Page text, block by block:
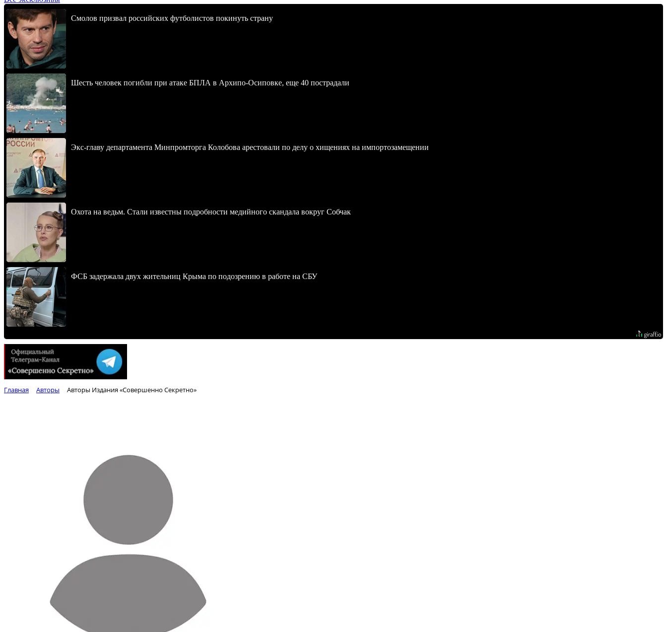
Смолов призвал российских футболистов покинуть страну
Шесть человек погибли при атаке БПЛА в Архипо-Осиповке, еще 40 пострадали
Экс-главу департамента Минпромторга Колобова арестовали по делу о хищениях на импортозамещении
Охота на ведьм. Стали известны подробности медийного скандала вокруг Собчак
ФСБ задержала двух жительниц Крыма по подозрению в работе на СБУ
Главная Авторы Авторы Издания «Совершенно Секретно»